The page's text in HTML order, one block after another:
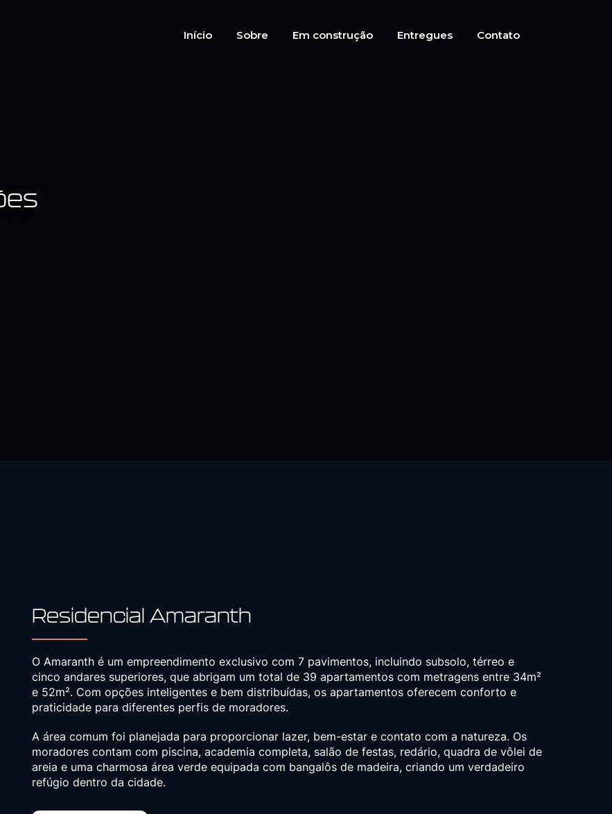
Início Sobre Em construção Entregues Contato
Residencial Amaranth
O Amaranth é um empreendimento exclusivo com 7 pavimentos, incluindo subsolo, térreo e
cinco andares superiores, que abrigam um total de 39 apartamentos com metragens entre 34m²
e 52m². Com opções inteligentes e bem distribuídas, os apartamentos oferecem conforto e
praticidade para diferentes perfis de moradores.
A área comum foi planejada para proporcionar lazer, bem-estar e contato com a natureza. Os
moradores contam com piscina, academia completa, salão de festas, redário, quadra de vôlei de
areia e uma charmosa área verde equipada com bangalôs de madeira, criando um verdadeiro
refúgio dentro da cidade.